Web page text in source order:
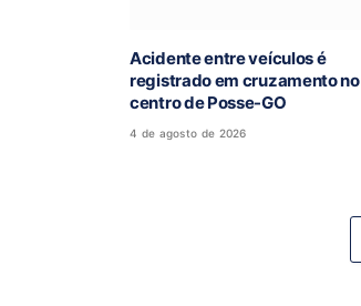
Acidente entre veículos é
registrado em cruzamento no
centro de Posse-GO
4 de agosto de 2026